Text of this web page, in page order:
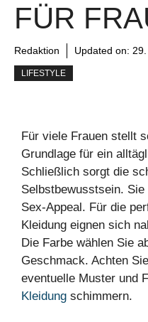
FÜR
Redaktion Updated on:
LIFESTYLE
Für viele Frauen stellt
Grundlage für ein
Schließlich sorgt die
Selbstbewusstsein.
Sex-Appeal. Für die
Kleidung eignen sich
Die Farbe wählen Sie
Geschmack. Achten
eventuelle Muster und
Kleidung schimmern.